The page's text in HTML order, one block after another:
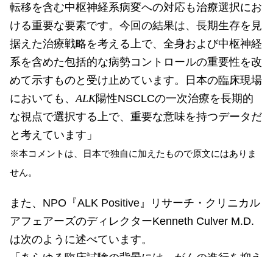
転移を含む中枢神経系病変への対応も治療選択にお
ける重要な要素です。今回の結果は、長期生存を見
据えた治療戦略を考える上で、全身および中枢神経
系を含めた包括的な病勢コントロールの重要性を改
めて示すものと受け止めています。日本の臨床現場
においても、 ALK陽性NSCLCの一次治療を長期的
な視点で選択する上で、重要な意味を持つデータだ
と考えています」
※本コメントは、日本で独自に加えたもので原文にはありま
せん。
また、NPO『ALK Positive』リサーチ・クリニカル
アフェアーズのディレクターKenneth Culver M.D.
は次のように述べています。